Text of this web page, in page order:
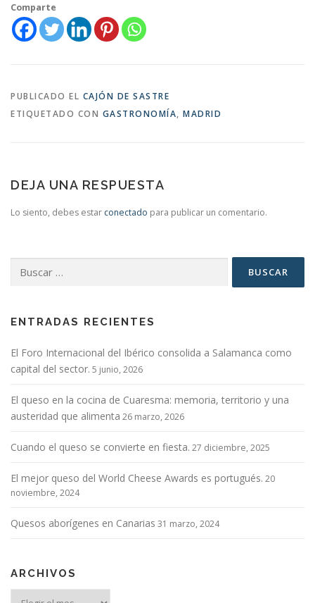
Comparte
PUBLICADO EL CAJÓN DE SASTRE
ETIQUETADO CON GASTRONOMÍA, MADRID
DEJA UNA RESPUESTA
Lo siento, debes estar conectado para publicar un comentario.
ENTRADAS RECIENTES
El Foro Internacional del Ibérico consolida a Salamanca como
capital del sector. 5 junio, 2026
El queso en la cocina de Cuaresma: memoria, territorio y una
austeridad que alimenta 26 marzo, 2026
Cuando el queso se convierte en fiesta. 27 diciembre, 2025
El mejor queso del World Cheese Awards es portugués. 20
noviembre, 2024
Quesos aborígenes en Canarias 31 marzo, 2024
ARCHIVOS